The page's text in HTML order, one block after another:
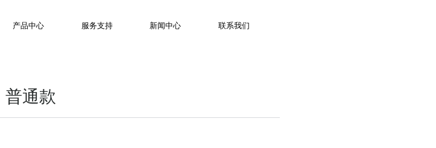
产品中心 服务支持 新闻中心 联系我们
普通款